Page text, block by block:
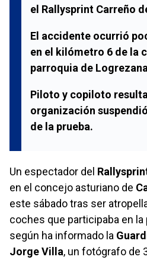
el Rallysprint Carreño
El accidente ocurrió
en el kilómetro 6 de la
parroquia de
Piloto y copiloto
organización
de la prueba.
Un espectador del
en el concejo asturiano de
este sábado tras ser
coches que participaba en la
según ha informado la
Jorge Villa, un fotógrafo de